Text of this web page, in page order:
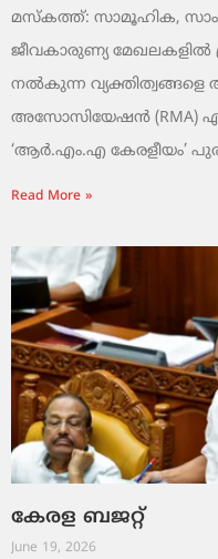
മസ്കത്ത്: സാമൂഹിക,
ജീവകാരുണ്യ മേഖലകളിൽ
നൽകുന്ന വ്യക്തിത്വങ്ങളെ
അസോസിയേഷൻ (RMA)
‘ആർ.എം.എ കേരളീയം’
Read More »
കേരള ബജറ്റ്
June 19, 2026